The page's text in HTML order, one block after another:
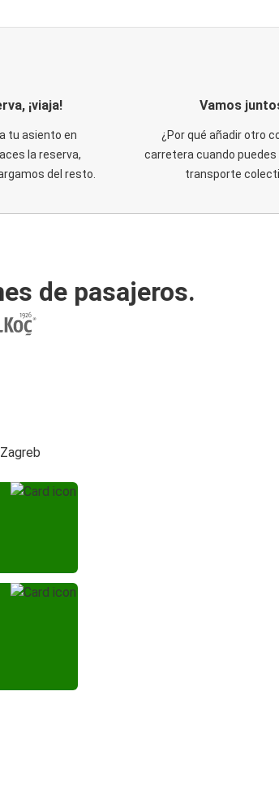
¡viaja!
tu asiento en
la reserva,
del resto.
Vamos
¿Por qué añadir otro
carretera cuando puedes
transporte
de pasajeros.